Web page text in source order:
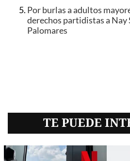
Por burlas a adultos
derechos partidistas a Nay
Palomares
TE PUEDE